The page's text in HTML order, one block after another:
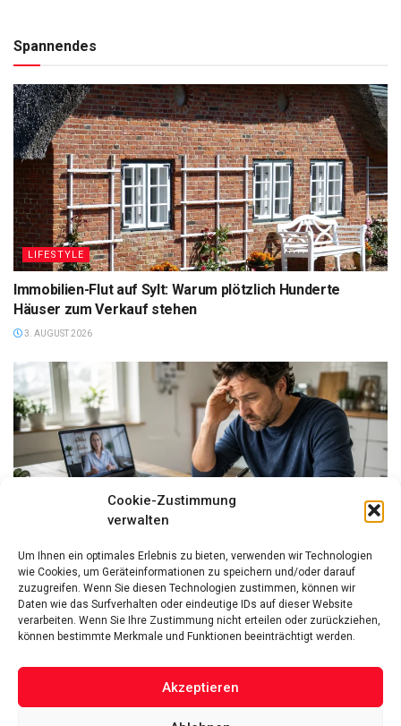
Cookie-Zustimmung
verwalten
Um Ihnen ein optimales Erlebnis zu bieten, verwenden wir Technologien
wie Cookies, um Geräteinformationen zu speichern und/oder darauf
zuzugreifen. Wenn Sie diesen Technologien zustimmen, können wir
Daten wie das Surfverhalten oder eindeutige IDs auf dieser Website
verarbeiten. Wenn Sie Ihre Zustimmung nicht erteilen oder zurückziehen,
können bestimmte Merkmale und Funktionen beeinträchtigt werden.
Akzeptieren
Spannendes
LIFESTYLE
Immobilien-Flut auf Sylt: Warum plötzlich Hunderte
Häuser zum Verkauf stehen
3. AUGUST 2026
Hilfe bei Überschuldung: Warum Schuldnerberatung und
das P-Konto so wichtig sind
3. AUGUST 2026